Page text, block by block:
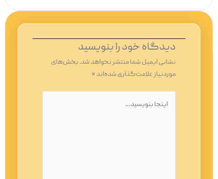
دیدگاه‌ خود را بنویسید
نشانی ایمیل شما منتشر نخواهد شد.بخش‌های
موردنیاز علامت‌گذاری شده‌اند*
بنویسید…